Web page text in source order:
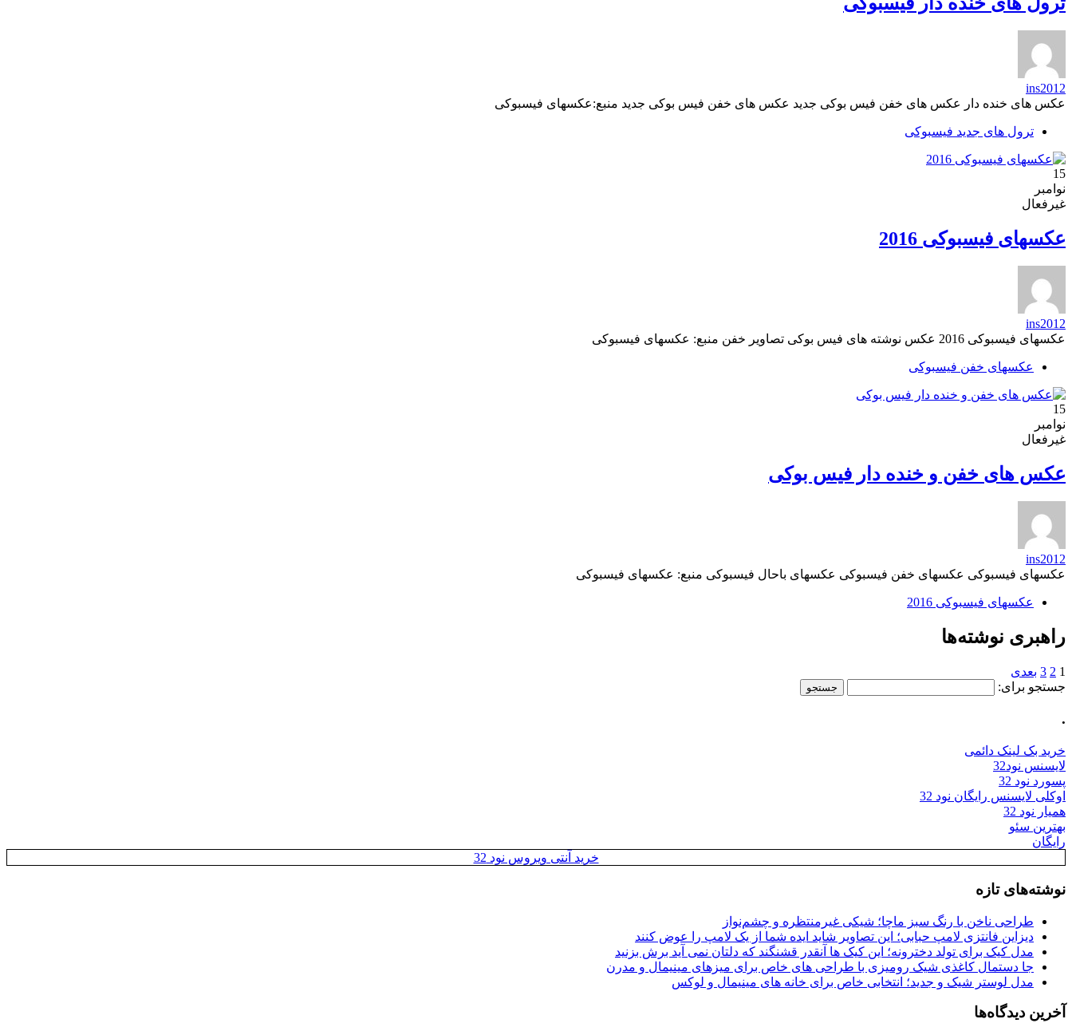
ins2012
عکس های خنده دار عکس های خفن فیس بوکی جدید عکس های خفن فیس بوکی جدید منبع:عکسهای فیسبوکی
ترول های جدید فیسبوکی
15
نوامبر
غیرفعال
عکسهای فیسبوکی 2016
ins2012
عکسهای فیسبوکی 2016 عکس نوشته های فیس بوکی تصاویر خفن منبع: عکسهای فیسبوکی
عکسهای خفن فیسبوکی
15
نوامبر
غیرفعال
عکس های خفن و خنده دار فیس بوکی
ins2012
عکسهای فیسبوکی عکسهای خفن فیسبوکی عکسهای باحال فیسبوکی منبع: عکسهای فیسبوکی
عکسهای فیسبوکی 2016
راهبری نوشته‌ها
1
2
3 بعدی
جستجو برای:
.
خرید بک لینک دائمی
لایسنس نود32
پسورد نود 32
اوکلی لایسنس رایگان نود 32
همیار نود 32
بهترین سئو
رایگان
خرید آنتی ویروس نود 32
نوشته‌های تازه
طراحی ناخن با رنگ سبز ماچا؛ شیکی غیرمنتظره و چشم‌نواز
دیزاین فانتزی لامپ حبابی؛ این تصاویر شاید ایده شما از یک لامپ را عوض کنند
مدل کیک برای تولد دخترونه؛ این کیک ها آنقدر قشنگند که دلتان نمی آید برش بزنید
جا دستمال کاغذی شیک رومیزی با طراحی های خاص برای میزهای مینیمال و مدرن
مدل لوستر شیک و جدید؛ انتخابی خاص برای خانه های مینیمال و لوکس
آخرین دیدگاه‌ها